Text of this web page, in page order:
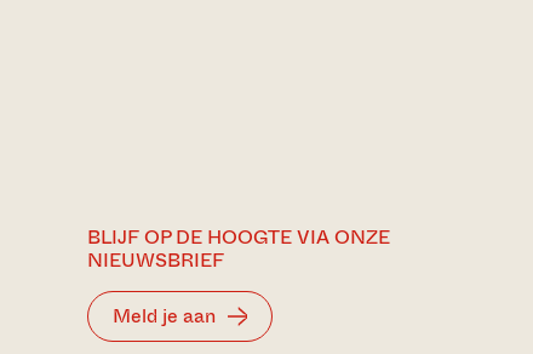
BLIJF OP DE HOOGTE VIA ONZE
NIEUWSBRIEF
Meld je aan